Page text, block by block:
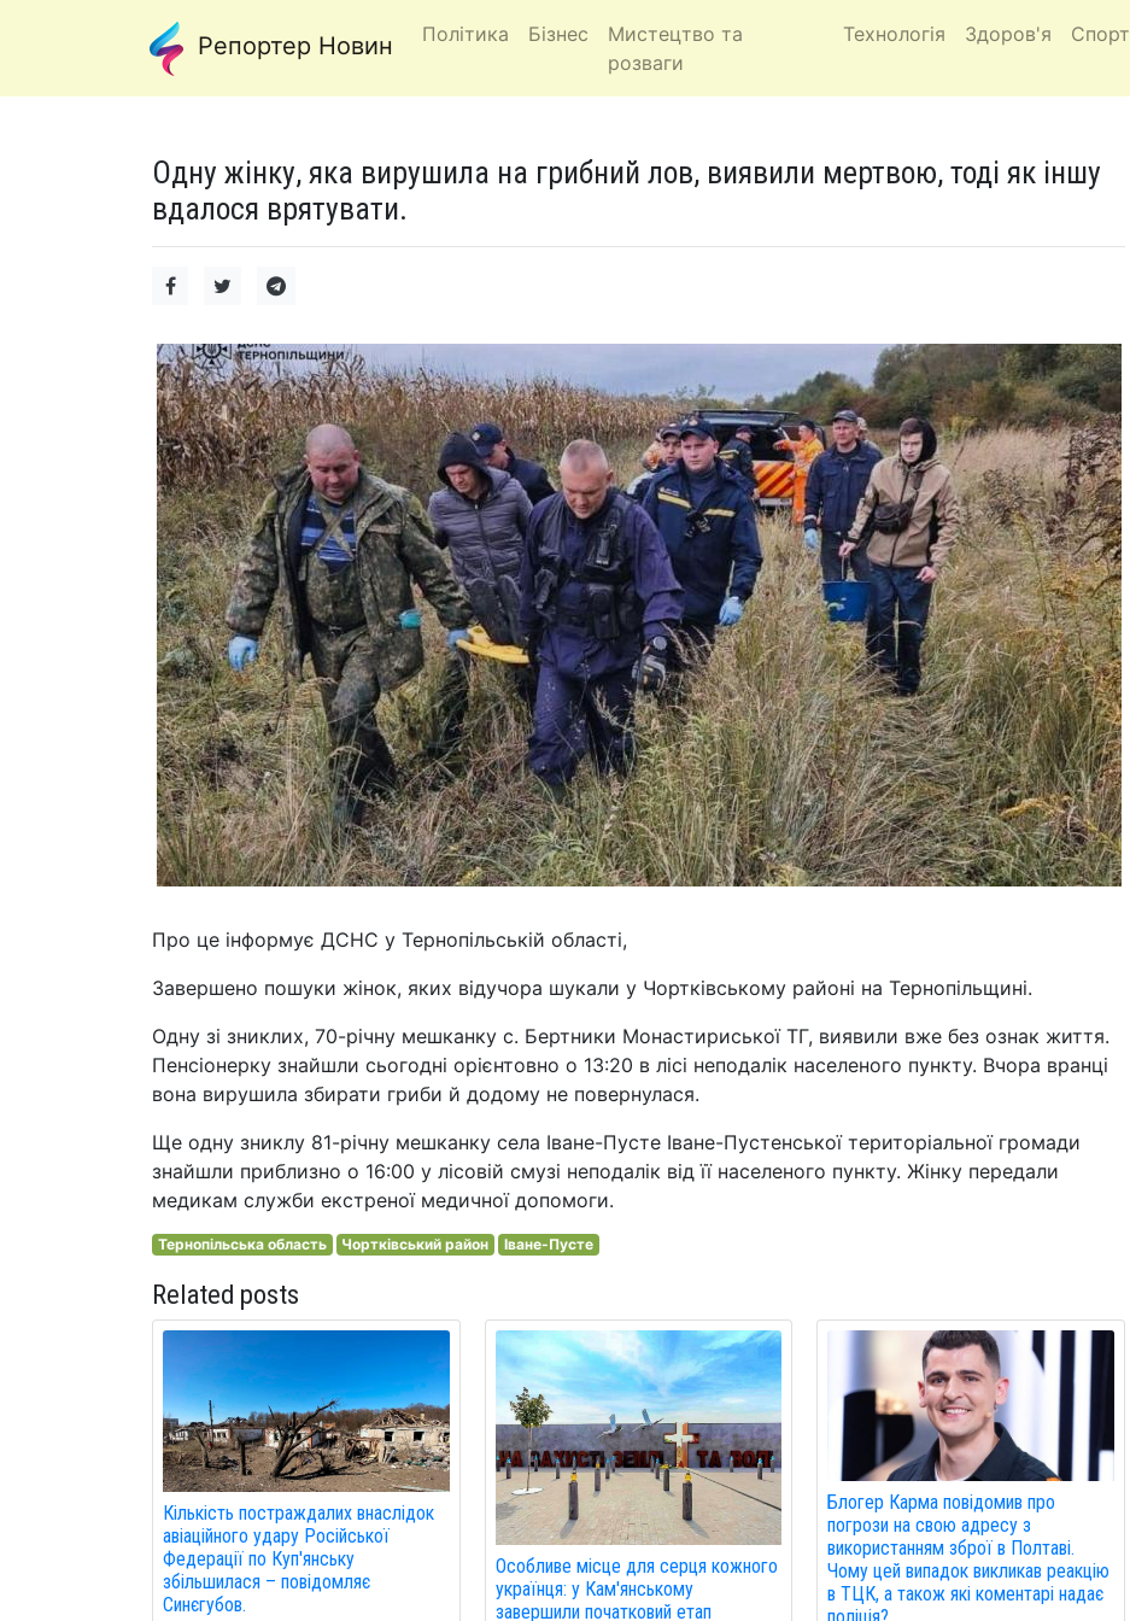
Репортер Новин Політика Бізнес
Мистецтво та
розваги
Технологія Здоров'я Спорт
Одну жінку, яка вирушила на грибний лов, виявили мертвою, тоді як іншу
вдалося врятувати.
Про це інформує ДСНС у Тернопільській області,
Завершено пошуки жінок, яких відучора шукали у Чортківському районі на Тернопільщині.
Одну зі зниклих, 70-річну мешканку с. Бертники Монастириської ТГ, виявили вже без ознак життя.
Пенсіонерку знайшли сьогодні орієнтовно о 13:20 в лісі неподалік населеного пункту. Вчора вранці
вона вирушила збирати гриби й додому не повернулася.
Ще одну зниклу 81-річну мешканку села Іване-Пусте Іване-Пустенської територіальної громади
знайшли приблизно о 16:00 у лісовій смузі неподалік від її населеного пункту. Жінку передали
медикам служби екстреної медичної допомоги.
Тернопільська область Чортківський район Іване-Пусте
Related posts
Кількість постраждалих внаслідок
авіаційного удару Російської
Федерації по Куп'янську
збільшилася – повідомляє
Синєгубов.
Особливе місце для серця кожного
українця: у Кам'янському
завершили початковий етап
Блогер Карма повідомив про
погрози на свою адресу з
використанням зброї в Полтаві.
Чому цей випадок викликав реакцію
в ТЦК, а також які коментарі надає